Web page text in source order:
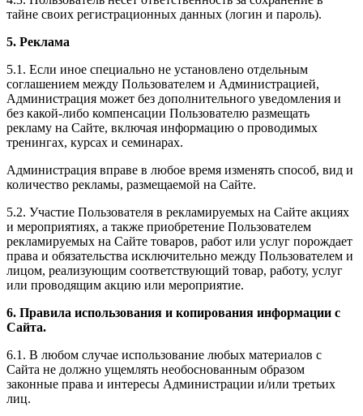
тайне своих регистрационных данных (логин и пароль).
5. Реклама
5.1. Если иное специально не установлено отдельным
соглашением между Пользователем и Администрацией,
Администрация может без дополнительного уведомления и
без какой-либо компенсации Пользователю размещать
рекламу на Сайте, включая информацию о проводимых
тренингах, курсах и семинарах.
Администрация вправе в любое время изменять способ, вид и
количество рекламы, размещаемой на Сайте.
5.2. Участие Пользователя в рекламируемых на Сайте акциях
и мероприятиях, а также приобретение Пользователем
рекламируемых на Сайте товаров, работ или услуг порождает
права и обязательства исключительно между Пользователем и
лицом, реализующим соответствующий товар, работу, услуг
или проводящим акцию или мероприятие.
6. Правила использования и копирования информации с
Сайта.
6.1. В любом случае использование любых материалов с
Сайта не должно ущемлять необоснованным образом
законные права и интересы Администрации и/или третьих
лиц.